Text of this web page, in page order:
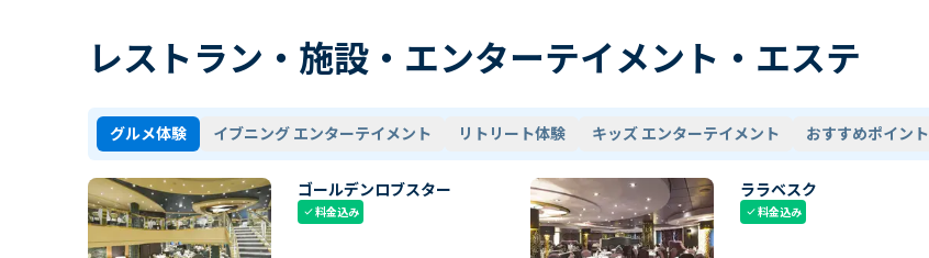
レストラン・施設・エンターテイメント・エステ
グルメ体験 イブニング エンターテイメント リトリート体験 キッズ エンターテイメント おすすめポイント
ゴールデンロブスター
check料金込み
ララベスク
check料金込み